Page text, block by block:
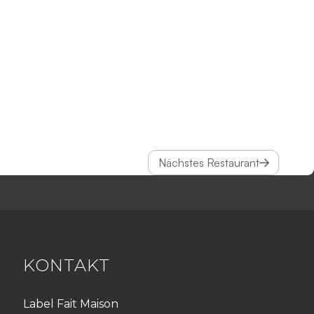
Nächstes Restaurant
KONTAKT
Label Fait Maison